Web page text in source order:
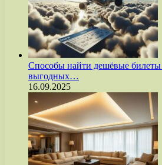
Способы найти дешёвые билеты
выгодных…
16.09.2025